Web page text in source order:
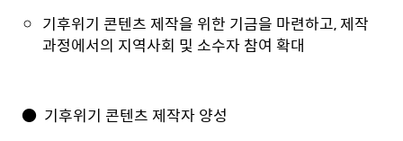
기후위기 콘텐츠 제작을 위한 기금을 마련하고, 제작
과정에서의 지역사회 및 소수자 참여 확대
● 기후위기 콘텐츠 제작자 양성